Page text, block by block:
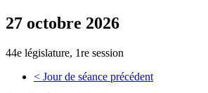
27 octobre 2026
44e législature, 1re session
< Jour de séance précédent